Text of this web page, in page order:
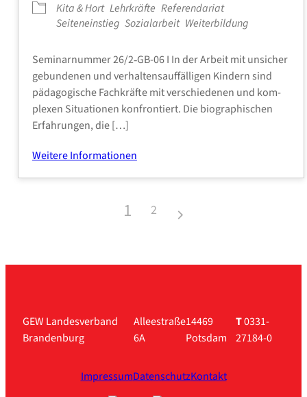
Kita & Hort Lehr­kräf­te Refe­ren­da­ri­at
Sei­ten­ein­stieg Sozi­al­ar­beit Wei­ter­bil­dung
Semi­nar­num­mer 26/2‑GB-06 I In der Arbeit mit unsi­cher
gebun­de­nen und ver­hal­tens­auf­fäl­li­gen Kin­dern sind
päd­ago­gi­sche Fach­kräf­te mit ver­schie­de­nen und kom­
ple­xen Situa­tio­nen kon­fron­tiert. Die bio­gra­phi­schen
Erfah­run­gen, die […]
Wei­te­re Infor­ma­tio­nen
1 2
GEW Landesverband
Brandenburg
Alleestraße
6A
14469
Potsdam
T0331-
27184-0
ImpressumDatenschutzKontakt